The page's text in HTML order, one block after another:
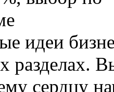
идеи
разделах.
сердцу